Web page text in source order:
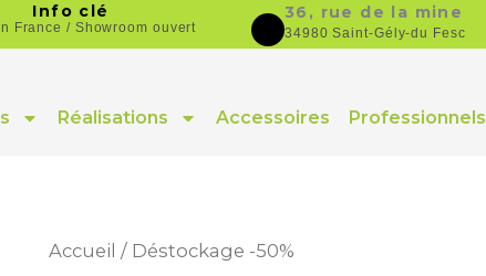
Info clé
France / Showroom ouvert
36, rue de la mine
34980 Saint-Gély-du Fesc
Réalisations Accessoires Professionnels
Accueil / Déstockage -50%